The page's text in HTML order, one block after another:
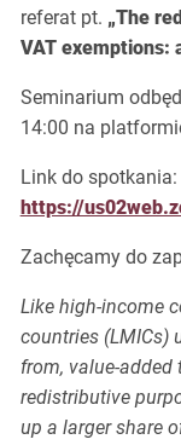
referat pt. „The
VAT exemptions:
Seminarium
14:00 na
Link do spotkania:
https://
Zachęcamy do
Like high-income
countries (LMICs)
from, value-added
redistributive
up a larger share